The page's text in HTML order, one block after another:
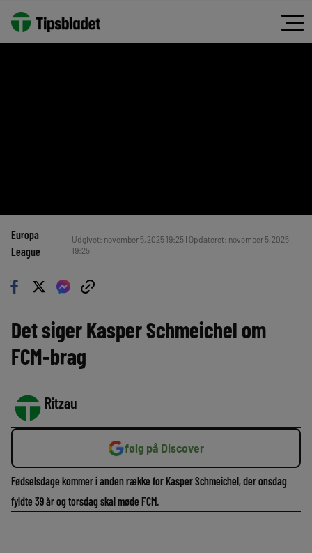
Europa
League
Udgivet: november 5, 2025 19:25 | Opdateret: november 5, 2025
19:25
Det siger Kasper Schmeichel om
FCM-brag
Ritzau
følg på Discover
Fødselsdage kommer i anden række for Kasper Schmeichel, der onsdag
fyldte 39 år og torsdag skal møde FCM.